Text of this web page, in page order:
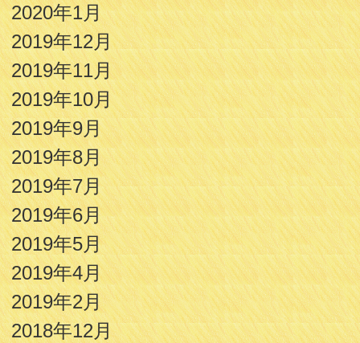
2020年1月
2019年12月
2019年11月
2019年10月
2019年9月
2019年8月
2019年7月
2019年6月
2019年5月
2019年4月
2019年2月
2018年12月